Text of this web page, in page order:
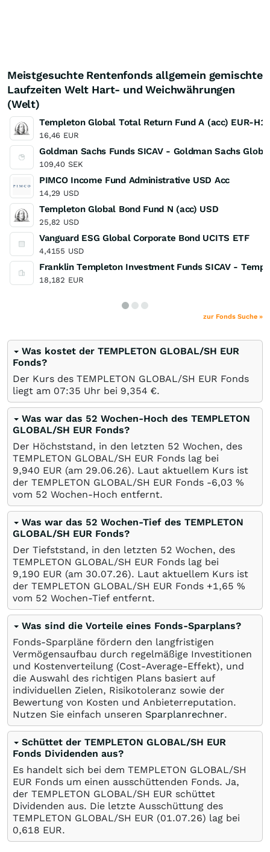
Meistgesuchte Rentenfonds allgemein gemischte
Laufzeiten Welt Hart- und Weichwährungen
(Welt)
Templeton Global Total Return Fund A (acc) EUR-H1
16,46 EUR
Goldman Sachs Funds SICAV - Goldman Sachs
109,40 SEK
PIMCO Income Fund Administrative USD Acc
14,29 USD
Templeton Global Bond Fund N (acc) USD
25,82 USD
Vanguard ESG Global Corporate Bond UCITS ETF
4,4155 USD
Franklin Templeton Investment Funds SICAV -
18,182 EUR
zur Fonds Suche »
Was kostet der TEMPLETON GLOBAL/SH EUR
Fonds?
Der Kurs des TEMPLETON GLOBAL/SH EUR Fonds
liegt am 07:35 Uhr bei 9,354 €.
Was war das 52 Wochen-Hoch des TEMPLETON
GLOBAL/SH EUR Fonds?
Der Höchststand, in den letzten 52 Wochen, des
TEMPLETON GLOBAL/SH EUR Fonds lag bei
9,940 EUR (am 29.06.26). Laut aktuellem Kurs ist
der TEMPLETON GLOBAL/SH EUR Fonds -6,03 %
vom 52 Wochen-Hoch entfernt.
Was war das 52 Wochen-Tief des TEMPLETON
GLOBAL/SH EUR Fonds?
Der Tiefststand, in den letzten 52 Wochen, des
TEMPLETON GLOBAL/SH EUR Fonds lag bei
9,190 EUR (am 30.07.26). Laut aktuellem Kurs ist
der TEMPLETON GLOBAL/SH EUR Fonds +1,65 %
vom 52 Wochen-Tief entfernt.
Was sind die Vorteile eines Fonds-Sparplans?
Fonds-Sparpläne fördern den langfristigen
Vermögensaufbau durch regelmäßige Investitionen
und Kostenverteilung (Cost-Average-Effekt), und
die Auswahl des richtigen Plans basiert auf
individuellen Zielen, Risikotoleranz sowie der
Bewertung von Kosten und Anbieterreputation.
Nutzen Sie einfach unseren Sparplanrechner.
Schüttet der TEMPLETON GLOBAL/SH EUR
Fonds Dividenden aus?
Es handelt sich bei dem TEMPLETON GLOBAL/SH
EUR Fonds um einen ausschüttenden Fonds. Ja,
der TEMPLETON GLOBAL/SH EUR schüttet
Dividenden aus. Die letzte Ausschüttung des
TEMPLETON GLOBAL/SH EUR (01.07.26) lag bei
0,618 EUR.